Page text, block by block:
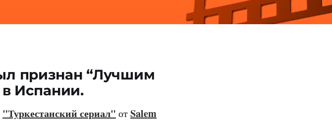
признан “Лучшим
в Испании.
"Туркестанский сериал" отSalem